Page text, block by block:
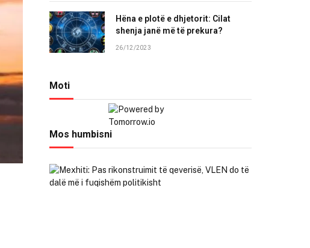
Hëna e plotë e dhjetorit: Cilat
shenja janë më të prekura?
26/12/2023
Moti
Mos humbisni